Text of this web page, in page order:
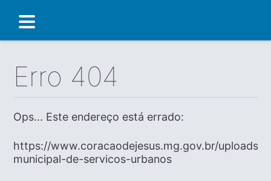
Erro 404
Ops... Este endereço está errado:
https://www.coracaodejesus.mg.gov.br/uploads/
municipal-de-servicos-urbanos